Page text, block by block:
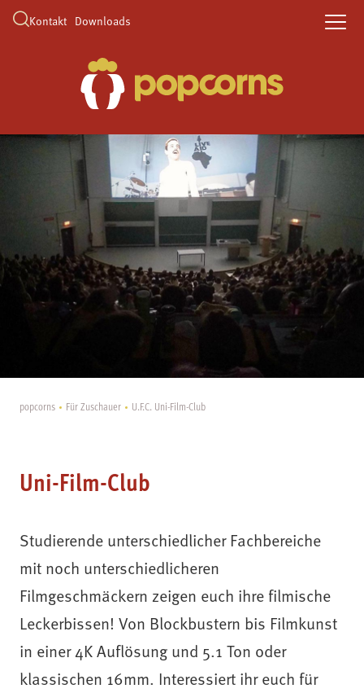
Kontakt Downloads
popcorns Für Zuschauer U.F.C. Uni-Film-Club
Uni-Film-Club
Studierende unterschiedlicher Fachbereiche
mit noch unterschiedlicheren
Filmgeschmäckern zeigen euch ihre filmische
Leckerbissen! Von Blockbustern bis Filmkunst
in einer 4K Auflösung und 5.1 Ton oder
klassischen 16mm. Interessiert ihr euch für